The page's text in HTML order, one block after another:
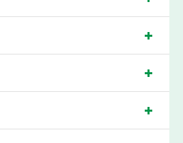
す！